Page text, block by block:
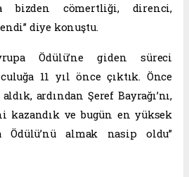
bizden cömertliği, direnci,
diye konuştu.
Ödülü’ne giden süreci
11 yıl önce çıktık. Önce
ardından Şeref Bayrağı’nı,
kazandık ve bugün en yüksek
Ödülü’nü almak nasip oldu”